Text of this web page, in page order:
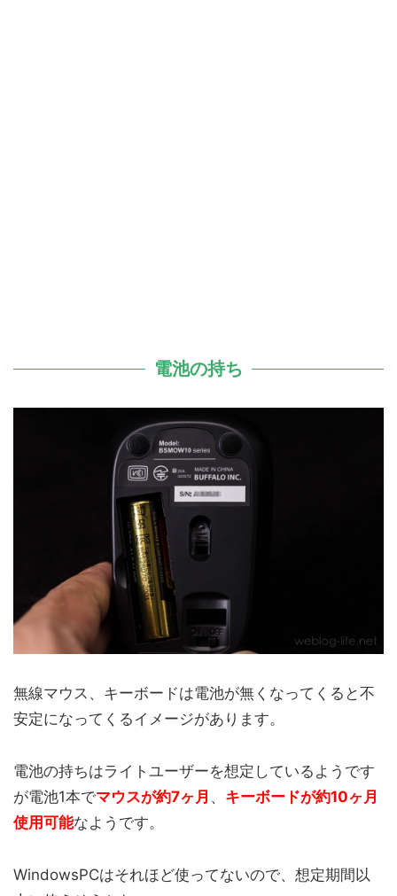
電池の持ち
無線マウス、キーボードは電池が無くなってくると不
安定になってくるイメージがあります。
電池の持ちはライトユーザーを想定しているようです
が電池1本でマウスが約7ヶ月 、 キーボードが約10ヶ月
使用可能なようです。
WindowsPCはそれほど使ってないので、想定期間以